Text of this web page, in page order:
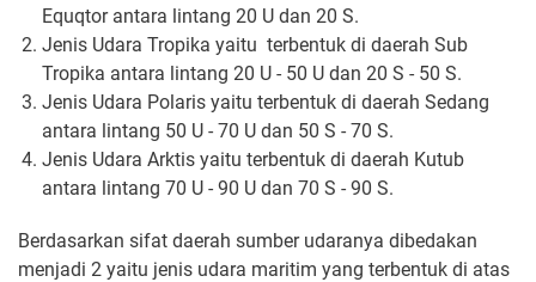
Equqtor antara lintang 20 U dan 20 S.
Jenis Udara Tropika yaitu terbentuk di daerah Sub
Tropika antara lintang 20 U - 50 U dan 20 S - 50 S.
Jenis Udara Polaris yaitu terbentuk di daerah Sedang
antara lintang 50 U - 70 U dan 50 S - 70 S.
Jenis Udara Arktis yaitu terbentuk di daerah Kutub
antara lintang 70 U - 90 U dan 70 S - 90 S.
Berdasarkan sifat daerah sumber udaranya dibedakan
menjadi 2 yaitu jenis udara maritim yang terbentuk di atas